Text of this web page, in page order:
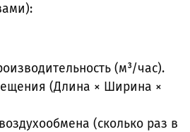
(м³/час).
(Длина × Ширина ×
(сколько раз в